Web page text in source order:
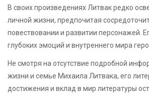
В своих произведениях Литвак редко
личной жизни, предпочитая
повествовании и развитии персонажей.
глубоких эмоций и внутреннего мира
Не смотря на отсутствие подробной
жизни и семье Михаила Литвака, его
достижения и вклад в мир литературы